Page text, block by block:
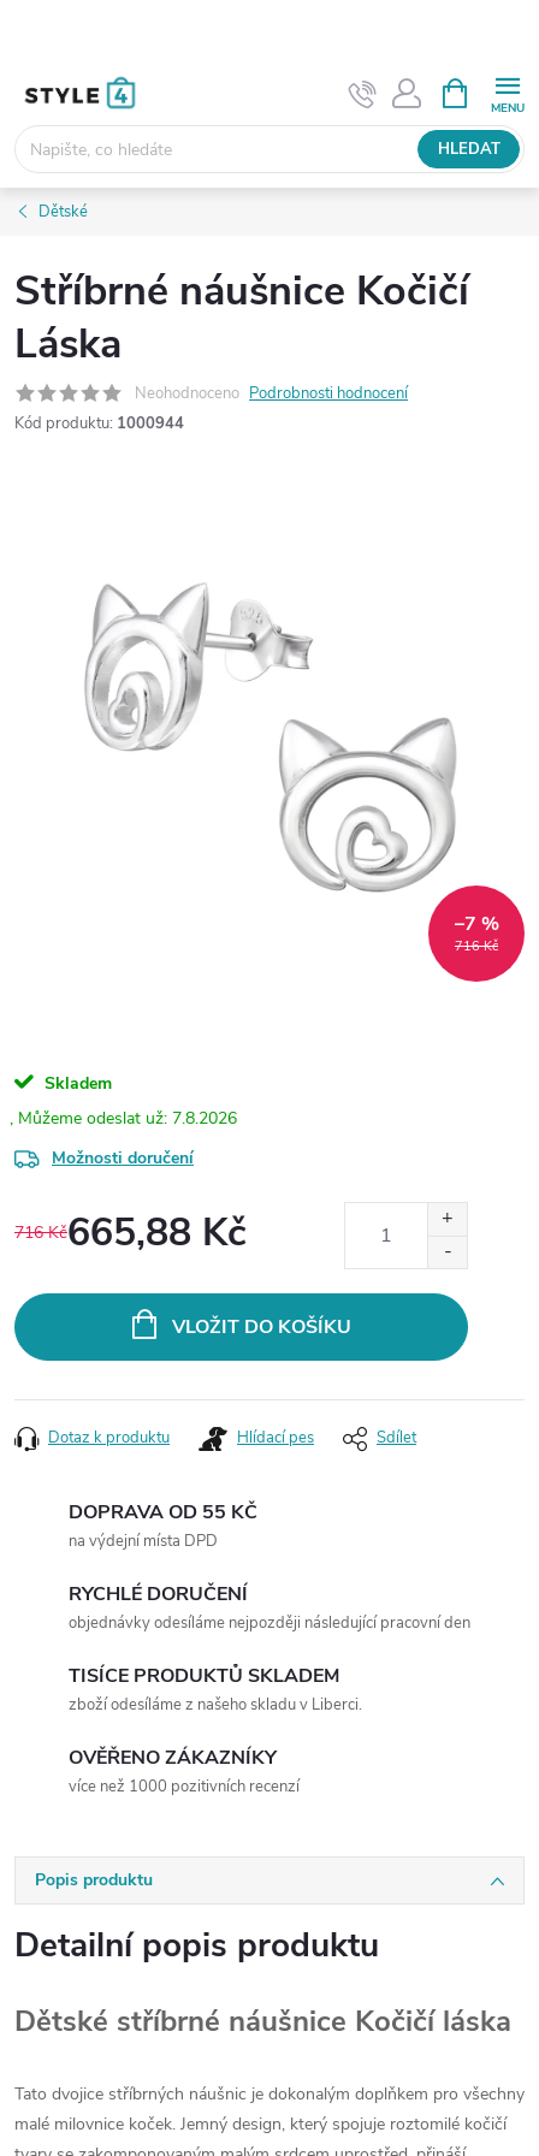
HLEDAT
NÁKUPNÍ
KOŠÍK
Dětské
Stříbrné náušnice Kočičí
Láska
Neohodnoceno Podrobnosti hodnocení
Kód produktu: 1000944
716 Kč
–7 %
Skladem
7.8.2026
Možnosti doručení
716 Kč665,88 Kč
VLOŽIT DO KOŠÍKU
Dotaz k produktu Hlídací pes Sdílet
DOPRAVA OD 55 KČ
na výdejní místa DPD
RYCHLÉ DORUČENÍ
objednávky odesíláme nejpozději následující pracovní den
TISÍCE PRODUKTŮ SKLADEM
zboží odesíláme z našeho skladu v Liberci.
OVĚŘENO ZÁKAZNÍKY
více než 1000 pozitivních recenzí
Popis produktu
Detailní popis produktu
Dětské stříbrné náušnice Kočičí láska
Tato dvojice stříbrných náušnic je dokonalým doplňkem pro všechny
malé milovnice koček. Jemný design, který spojuje roztomilé kočičí